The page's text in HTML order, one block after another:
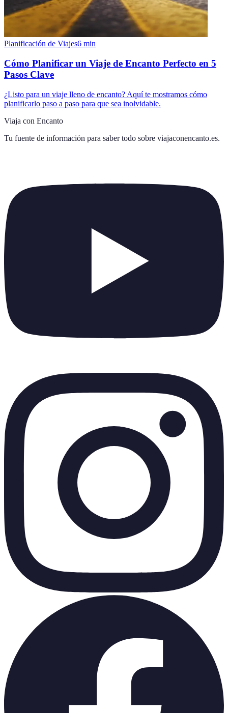
Planificación de Viajes6 min
Cómo Planificar un Viaje de Encanto Perfecto en 5
Pasos Clave
¿Listo para un viaje lleno de encanto? Aquí te mostramos cómo
planificarlo paso a paso para que sea inolvidable.
Viaja con Encanto
Tu fuente de información para saber todo sobre viajaconencanto.es.